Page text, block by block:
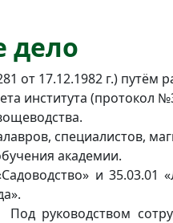
дело
от 17.12.1982 г.) путём
института (протокол
специалистов,
академии.
и 35.03.01
руководством